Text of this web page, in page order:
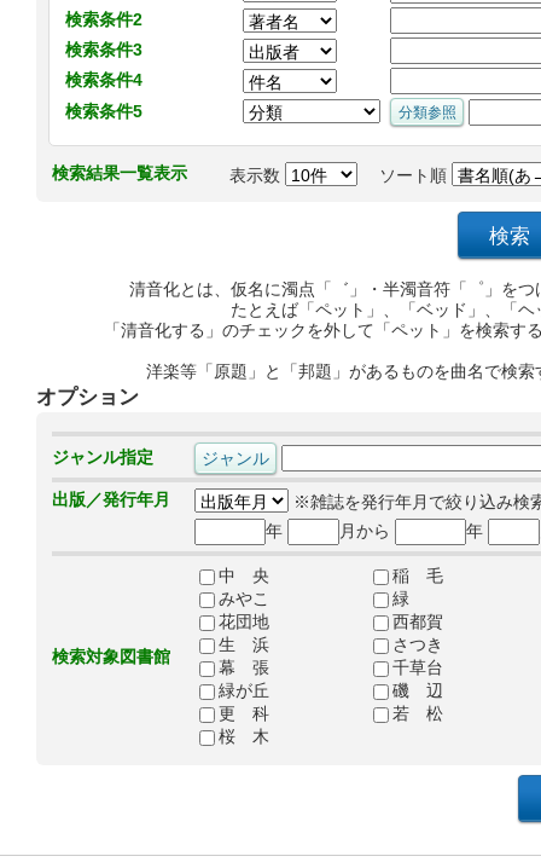
検索条件2
検索条件3
検索条件4
検索条件5
検索結果一覧表示 表示数 ソート順
清音化とは、仮名に濁点「゛」・半濁音符「゜」を
たとえば「ペット」、「ベッド」、「
「清音化する」のチェックを外して「ペット」を検索
洋楽等「原題」と「邦題」があるものを曲名で検
オプション
ジャンル指定
出版／発行年月
※雑誌を発行年月で絞り込み検
年
月から 年
検索対象図書館
中 央
稲 毛
みやこ
緑
花団地
西都賀
生 浜
さつき
幕 張
千草台
緑が丘
磯 辺
更 科
若 松
桜 木